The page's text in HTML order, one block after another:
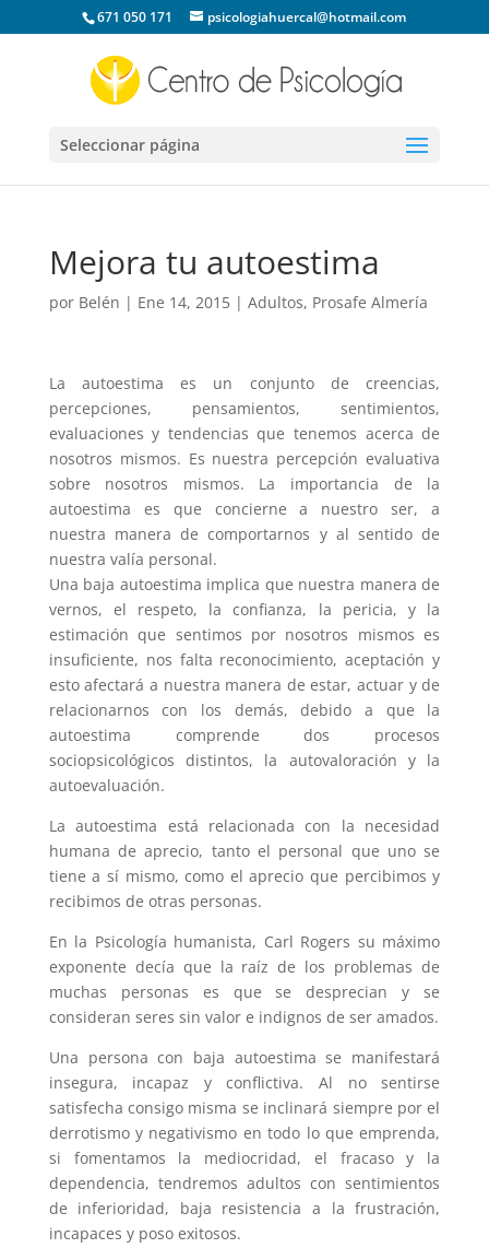
671 050 171 psicologiahuercal@hotmail.com
Seleccionar página
Mejora tu autoestima
por Belén | Ene 14, 2015| Adultos, Prosafe Almería
La autoestima es un conjunto de creencias,
percepciones, pensamientos, sentimientos,
evaluaciones y tendencias que tenemos acerca de
nosotros mismos. Es nuestra percepción evaluativa
sobre nosotros mismos. La importancia de la
autoestima es que concierne a nuestro ser, a
nuestra manera de comportarnos y al sentido de
nuestra valía personal.
Una baja autoestima implica que nuestra manera de
vernos, el respeto, la confianza, la pericia, y la
estimación que sentimos por nosotros mismos es
insuficiente, nos falta reconocimiento, aceptación y
esto afectará a nuestra manera de estar, actuar y de
relacionarnos con los demás, debido a que la
autoestima comprende dos procesos
sociopsicológicos distintos, la autovaloración y la
autoevaluación.
La autoestima está relacionada con la necesidad
humana de aprecio, tanto el personal que uno se
tiene a sí mismo, como el aprecio que percibimos y
recibimos de otras personas.
En la Psicología humanista, Carl Rogers su máximo
exponente decía que la raíz de los problemas de
muchas personas es que se desprecian y se
consideran seres sin valor e indignos de ser amados.
Una persona con baja autoestima se manifestará
insegura, incapaz y conflictiva. Al no sentirse
satisfecha consigo misma se inclinará siempre por el
derrotismo y negativismo en todo lo que emprenda,
si fomentamos la mediocridad, el fracaso y la
dependencia, tendremos adultos con sentimientos
de inferioridad, baja resistencia a la frustración,
incapaces y poso exitosos.